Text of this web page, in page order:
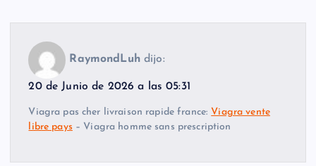
RaymondLuh dijo:
20 de Junio de 2026 a las 05:31
Viagra pas cher livraison rapide france:Viagra vente
libre pays– Viagra homme sans prescription